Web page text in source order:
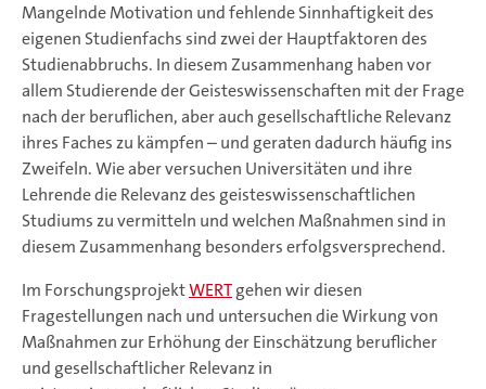
Mangelnde Motivation und fehlende Sinnhaftigkeit des
eigenen Studienfachs sind zwei der Hauptfaktoren des
Studienabbruchs. In diesem Zusammenhang haben vor
allem Studierende der Geisteswissenschaften mit der Frage
nach der beruflichen, aber auch gesellschaftliche Relevanz
ihres Faches zu kämpfen – und geraten dadurch häufig ins
Zweifeln. Wie aber versuchen Universitäten und ihre
Lehrende die Relevanz des geisteswissenschaftlichen
Studiums zu vermitteln und welchen Maßnahmen sind in
diesem Zusammenhang besonders erfolgsversprechend.
Im ForschungsprojektWERTgehen wir diesen
Fragestellungen nach und untersuchen die Wirkung von
Maßnahmen zur Erhöhung der Einschätzung beruflicher
und gesellschaftlicher Relevanz in